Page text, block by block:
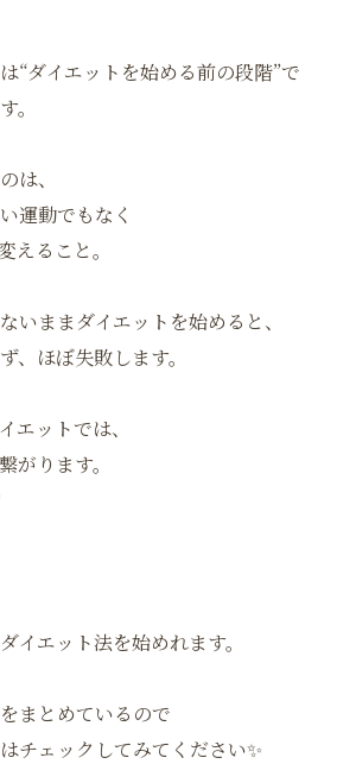
“ダイエットを始める前の段階”で
。
は、
運動でもなく
えること。
いままダイエットを始めると、
、ほぼ失敗します。
エットでは、
がります。
イエット法を始めれます。
まとめているので
チェックしてみてください✨